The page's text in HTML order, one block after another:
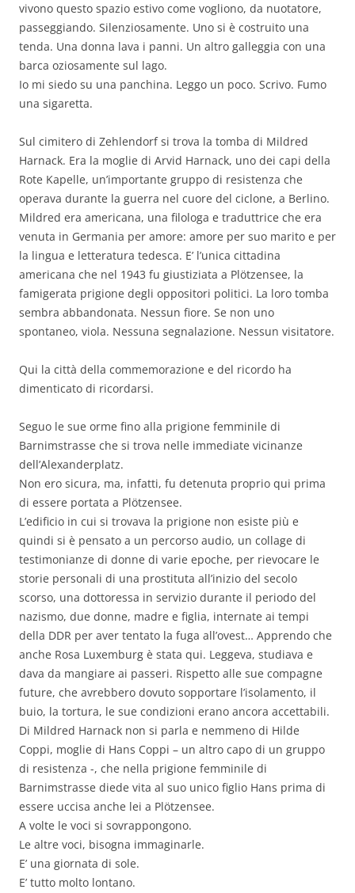
vivono questo spazio estivo come vogliono, da nuotatore,
passeggiando. Silenziosamente. Uno si è costruito una
tenda. Una donna lava i panni. Un altro galleggia con una
barca oziosamente sul lago.
Io mi siedo su una panchina. Leggo un poco. Scrivo. Fumo
una sigaretta.
Sul cimitero di Zehlendorf si trova la tomba di Mildred
Harnack. Era la moglie di Arvid Harnack, uno dei capi della
Rote Kapelle, un’importante gruppo di resistenza che
operava durante la guerra nel cuore del ciclone, a Berlino.
Mildred era americana, una filologa e traduttrice che era
venuta in Germania per amore: amore per suo marito e per
la lingua e letteratura tedesca. E’ l’unica cittadina
americana che nel 1943 fu giustiziata a Plötzensee, la
famigerata prigione degli oppositori politici. La loro tomba
sembra abbandonata. Nessun fiore. Se non uno
spontaneo, viola. Nessuna segnalazione. Nessun visitatore.
Qui la città della commemorazione e del ricordo ha
dimenticato di ricordarsi.
Seguo le sue orme fino alla prigione femminile di
Barnimstrasse che si trova nelle immediate vicinanze
dell’Alexanderplatz.
Non ero sicura, ma, infatti, fu detenuta proprio qui prima
di essere portata a Plötzensee.
L’edificio in cui si trovava la prigione non esiste più e
quindi si è pensato a un percorso audio, un collage di
testimonianze di donne di varie epoche, per rievocare le
storie personali di una prostituta all’inizio del secolo
scorso, una dottoressa in servizio durante il periodo del
nazismo, due donne, madre e figlia, internate ai tempi
della DDR per aver tentato la fuga all’ovest… Apprendo che
anche Rosa Luxemburg è stata qui. Leggeva, studiava e
dava da mangiare ai passeri. Rispetto alle sue compagne
future, che avrebbero dovuto sopportare l’isolamento, il
buio, la tortura, le sue condizioni erano ancora accettabili.
Di Mildred Harnack non si parla e nemmeno di Hilde
Coppi, moglie di Hans Coppi – un altro capo di un gruppo
di resistenza -, che nella prigione femminile di
Barnimstrasse diede vita al suo unico figlio Hans prima di
essere uccisa anche lei a Plötzensee.
A volte le voci si sovrappongono.
Le altre voci, bisogna immaginarle.
E’ una giornata di sole.
E’ tutto molto lontano.